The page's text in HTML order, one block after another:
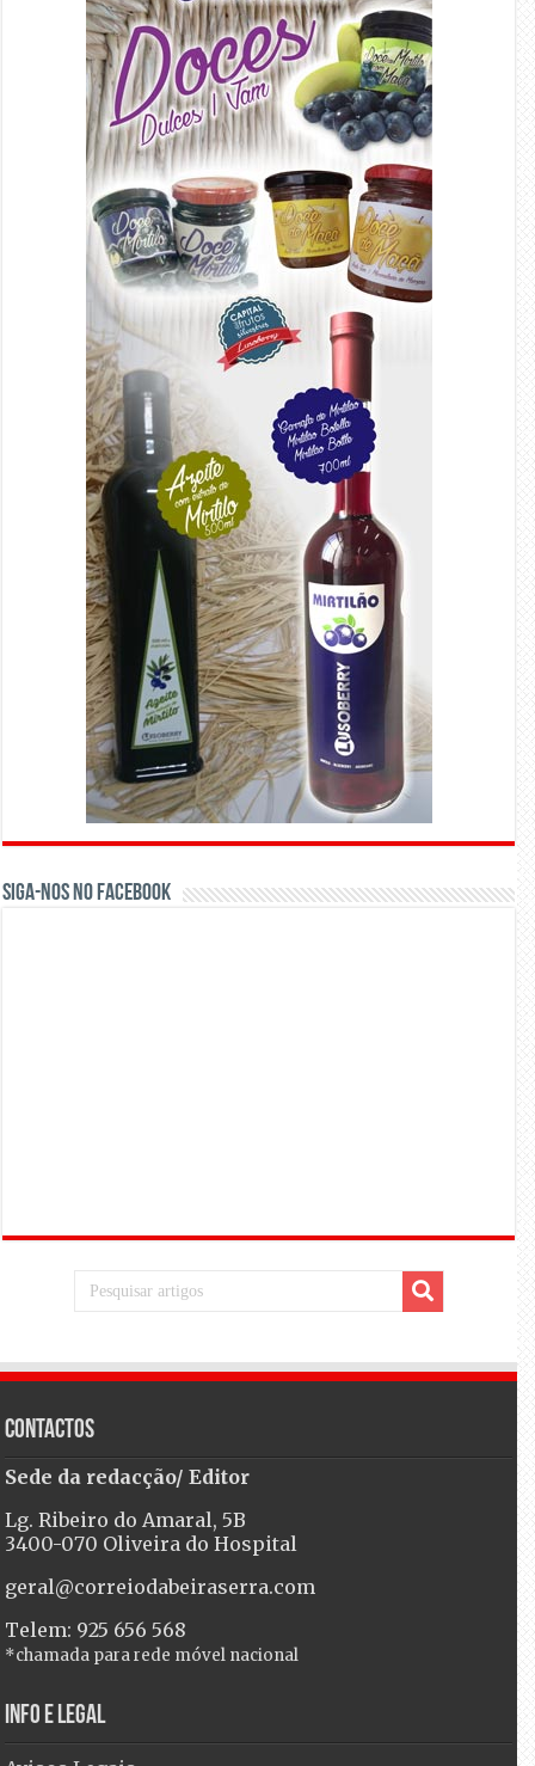
Siga-nos no Facebook
Contactos
Sede da redacção/ Editor
Lg. Ribeiro do Amaral, 5B
3400-070 Oliveira do Hospital
geral@correiodabeiraserra.com
Telem: 925 656 568
*chamada para rede móvel nacional
Info e Legal